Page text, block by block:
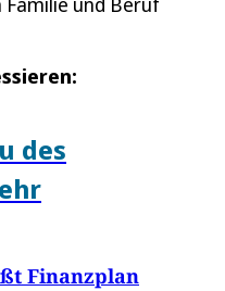
des
Finanzplan